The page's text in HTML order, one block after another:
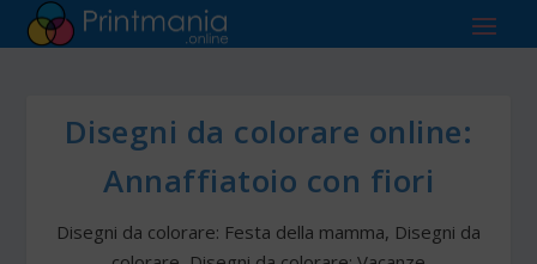
Disegni da colorare online:
Annaffiatoio con fiori
Disegni da colorare: Festa della mamma, Disegni da